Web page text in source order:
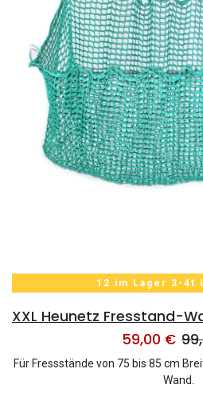
12 im Lager 3-4t
59,00 €
Für Fressstände von 75 bis 85 cm
Wand.